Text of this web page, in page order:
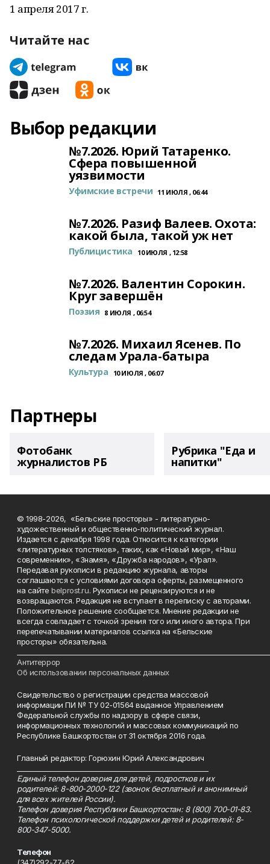
1 апреля 2017 г.
Читайте нас
Выбор редакции
№7.2026. Юрий Татаренко.
Сфера повышенной
уязвимости
Уфимские встречи 11 ИЮЛЯ , 06:44
№7.2026. Разиф Валеев. Охота:
какой была, такой уж нет
Публицистика 10 ИЮЛЯ , 12:58
№7.2026. Валентин Сорокин.
Круг завершён
Поэзия 8 ИЮЛЯ , 06:54
№7.2026. Михаил Ясенев. По
следам Урала-батыра
Культура 10 ИЮЛЯ , 06:07
Партнеры
Фотобанк
журналистов РБ
Рубрика "Еда и
напитки"
© 1998-2026, «Бельские просторы» - литературно-
художественный и общественно-политический журнал.
Издается с декабря 1998 года. Относится к категории
«литературных толстяков», таких, как «Новый мир», «Наш
современник», «Знамя», «Дружба народов», «Урал».
Передавая рукописи в редакцию журнала, авторы
соглашаются с условиями договора оферты, размещенного
на сайтеbelprost.ru. Рукописи не рецензируются и не
возвращаются. Редакция не вступает в переписку с авторами.
Положительное решение сообщается. Мнение редакции не
всегда совпадает с точкой зрения того или иного автора. При
перепечатывании материалов ссылка на «Бельские
просторы» обязательна.
Антитеррор
Об использовании персональных данных
Свидетельство о регистрации средства массовой
информации ПИ № ТУ 02-01564 выданное Управлением
Федеральной службы по надзору в сфере связи,
информационных технологий и массовых коммуникаций по
Республике Башкортостан от 31 октября 2016 года.
Главный редактор: Горюхин Юрий Александрович
Единый телефон доверия для детей, подростков и их
родителей: 8-800-2000-122 (звонок бесплатный и анонимный
для всех жителей России).
Телефон доверия Республики Башкортостан: 8 (800) 700-01-83.
Телефон психологической поддержки детей и родителей: 8-
800-347-5000.
Телефон